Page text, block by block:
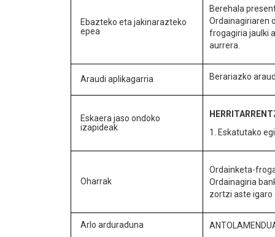
Ebazteko eta jakinarazteko
epea
Berehala
Ordainagiriaren
frogagiria jaulki
aurrera.
Araudi aplikagarria Berariazko
Eskaera jaso ondoko
izapideak
1. Eskatutako
Oharrak
Ordainketa-
Ordainagiria
zortzi aste igaro
Arlo arduraduna